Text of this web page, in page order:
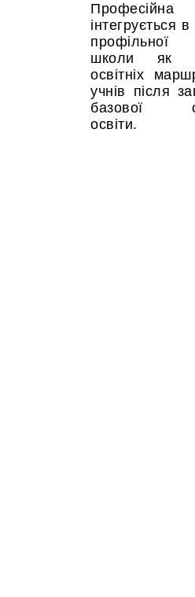
інтегрується
профільної
школи як
освітніх
учнів після
базової
освіти.